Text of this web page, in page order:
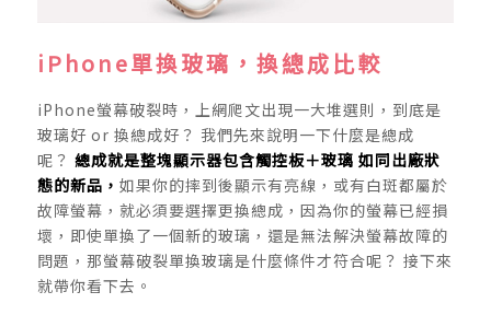
iPhone單換玻璃，換總成比較
iPhone螢幕破裂時，上網爬文出現一大堆選則，到底是
玻璃好 or 換總成好？ 我們先來說明一下什麼是總成
呢？ 總成就是整塊顯示器包含觸控板＋玻璃 如同出廠狀
態的新品， 如果你的摔到後顯示有亮線，或有白斑都屬於
故障螢幕，就必須要選擇更換總成，因為你的螢幕已經損
壞，即使單換了一個新的玻璃，還是無法解決螢幕故障的
問題，那螢幕破裂單換玻璃是什麼條件才符合呢？ 接下來
就帶你看下去。